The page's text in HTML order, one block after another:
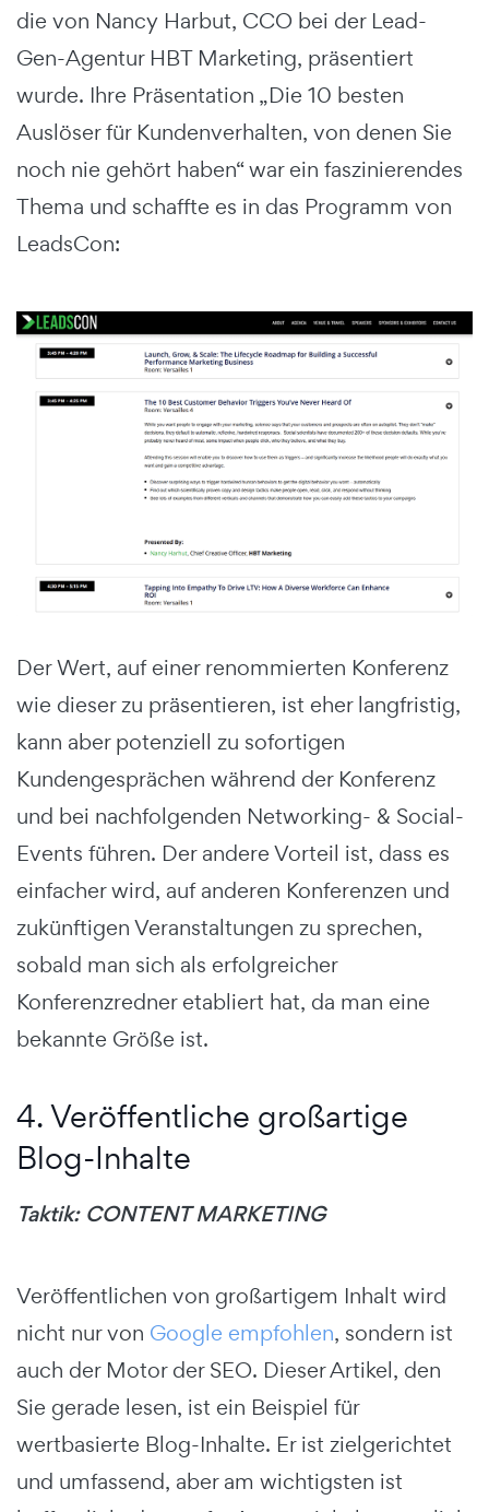
die von Nancy Harbut, CCO bei der Lead-
Gen-Agentur HBT Marketing, präsentiert
wurde. Ihre Präsentation „Die 10 besten
Auslöser für Kundenverhalten, von denen Sie
noch nie gehört haben“ war ein faszinierendes
Thema und schaffte es in das Programm von
LeadsCon:
Der Wert, auf einer renommierten Konferenz
wie dieser zu präsentieren, ist eher langfristig,
kann aber potenziell zu sofortigen
Kundengesprächen während der Konferenz
und bei nachfolgenden Networking- & Social-
Events führen. Der andere Vorteil ist, dass es
einfacher wird, auf anderen Konferenzen und
zukünftigen Veranstaltungen zu sprechen,
sobald man sich als erfolgreicher
Konferenzredner etabliert hat, da man eine
bekannte Größe ist.
4. Veröffentliche großartige
Blog-Inhalte
Taktik: CONTENT MARKETING
Veröffentlichen von großartigem Inhalt wird
nicht nur von Google empfohlen, sondern ist
auch der Motor der SEO. Dieser Artikel, den
Sie gerade lesen, ist ein Beispiel für
wertbasierte Blog-Inhalte. Er ist zielgerichtet
und umfassend, aber am wichtigsten ist